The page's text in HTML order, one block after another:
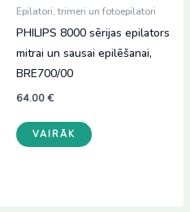
Epilatori, trimeri un fotoepilatori
PHILIPS 8000 sērijas epilators
mitrai un sausai epilēšanai,
BRE700/00
64.00€
VAIRĀK